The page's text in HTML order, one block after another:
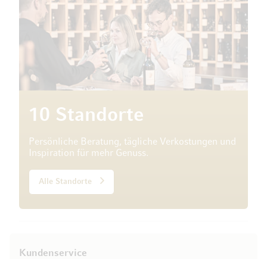
10 Standorte
Persönliche Beratung, tägliche Verkostungen und
Inspiration für mehr Genuss.
Alle Standorte
Kundenservice